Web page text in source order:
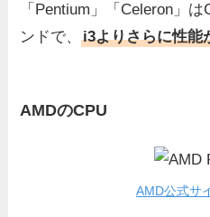
「Pentium」「Celeron」
ンドで、i3よりさらに性能
AMDのCPU
AMD公式サ